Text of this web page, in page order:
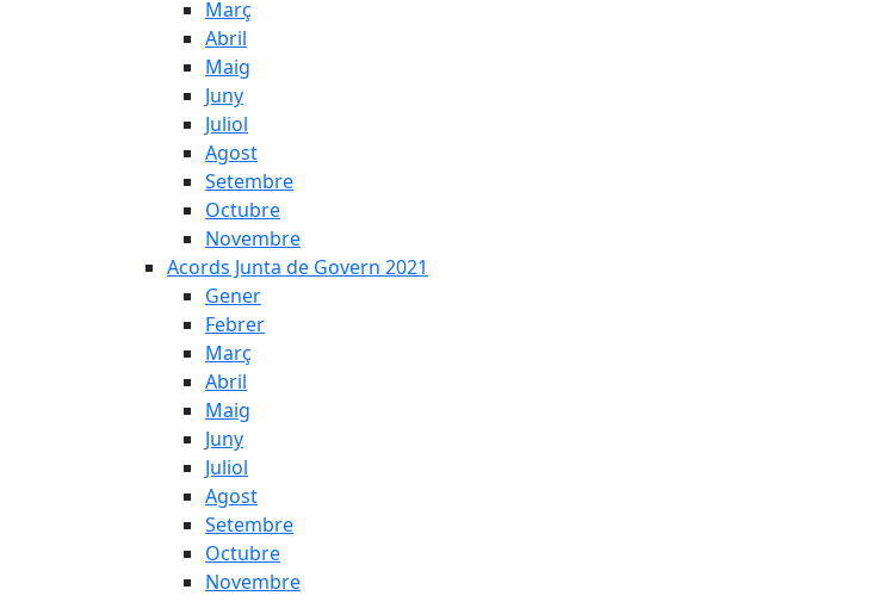
Març
Abril
Maig
Juny
Juliol
Agost
Setembre
Octubre
Novembre
Acords Junta de Govern 2021
Gener
Febrer
Març
Abril
Maig
Juny
Juliol
Agost
Setembre
Octubre
Novembre